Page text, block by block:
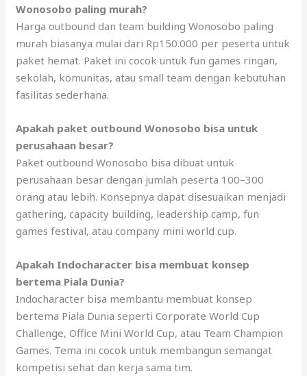
Wonosobo paling murah?
Harga outbound dan team building Wonosobo paling
murah biasanya mulai dari Rp150.000 per peserta untuk
paket hemat. Paket ini cocok untuk fun games ringan,
sekolah, komunitas, atau small team dengan kebutuhan
fasilitas sederhana.
Apakah paket outbound Wonosobo bisa untuk
perusahaan besar?
Paket outbound Wonosobo bisa dibuat untuk
perusahaan besar dengan jumlah peserta 100–300
orang atau lebih. Konsepnya dapat disesuaikan menjadi
gathering, capacity building, leadership camp, fun
games festival, atau company mini world cup.
Apakah Indocharacter bisa membuat konsep
bertema Piala Dunia?
Indocharacter bisa membantu membuat konsep
bertema Piala Dunia seperti Corporate World Cup
Challenge, Office Mini World Cup, atau Team Champion
Games. Tema ini cocok untuk membangun semangat
kompetisi sehat dan kerja sama tim.